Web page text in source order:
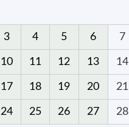
3 4 5 6 7
10 11 12 13 14
17 18 19 20 21
24 25 26 27 28